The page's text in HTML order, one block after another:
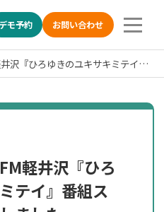
デモ予約 お問い合わせ
ひろゆきのユキサキミテイ』番組スポンサー就任のお知らせ
LINE特化の採用管理シス
軽井沢『ひろ
テイ』番組ス